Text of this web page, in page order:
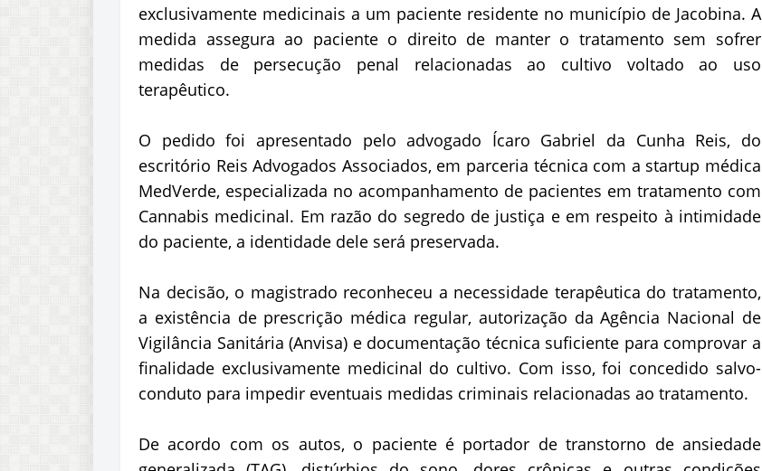
exclusivamente medicinais a um paciente residente no município de Jacobina. A
medida assegura ao paciente o direito de manter o tratamento sem sofrer
medidas de persecução penal relacionadas ao cultivo voltado ao uso
terapêutico.
O pedido foi apresentado pelo advogado Ícaro Gabriel da Cunha Reis, do
escritório Reis Advogados Associados, em parceria técnica com a startup médica
MedVerde, especializada no acompanhamento de pacientes em tratamento com
Cannabis medicinal. Em razão do segredo de justiça e em respeito à intimidade
do paciente, a identidade dele será preservada.
Na decisão, o magistrado reconheceu a necessidade terapêutica do tratamento,
a existência de prescrição médica regular, autorização da Agência Nacional de
Vigilância Sanitária (Anvisa) e documentação técnica suficiente para comprovar a
finalidade exclusivamente medicinal do cultivo. Com isso, foi concedido salvo-
conduto para impedir eventuais medidas criminais relacionadas ao tratamento.
De acordo com os autos, o paciente é portador de transtorno de ansiedade